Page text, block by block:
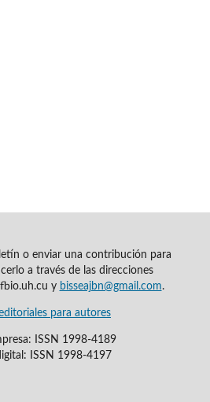
o enviar una contribución para
a través de las direcciones
y bisseajbn@gmail.com.
para autores
ISSN 1998-4189
ISSN 1998-4197